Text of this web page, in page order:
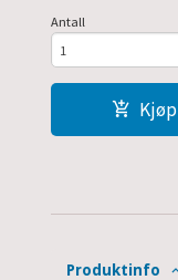
Antall
Kjøp
Produktinfo